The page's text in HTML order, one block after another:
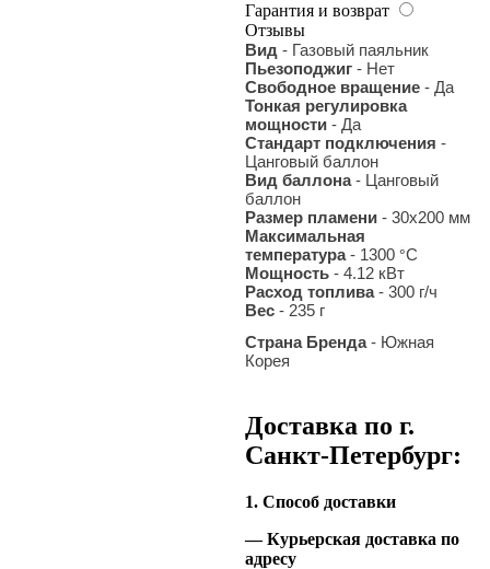
Гарантия и возврат
Отзывы
Вид - Газовый паяльник
Пьезоподжиг - Нет
Свободное вращение - Да
Тонкая регулировка
мощности - Да
Стандарт подключения -
Цанговый баллон
Вид баллона- Цанговый
баллон
Размер пламени - 30х200 мм
Максимальная
температура- 1300 °С
Мощность - 4.12 кВт
Расход топлива- 300 г/ч
Вес - 235 г
Страна Бренда- Южная
Корея
Доставка по г.
Санкт-Петербург:
1. Способ доставки
— Курьерская доставка по
адресу